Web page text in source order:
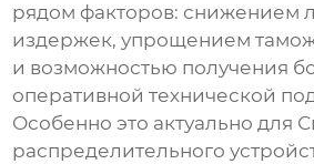
рядом факторов: снижением
издержек, упрощением
и возможностью получения
оперативной технической
Особенно это актуально для
распределительного